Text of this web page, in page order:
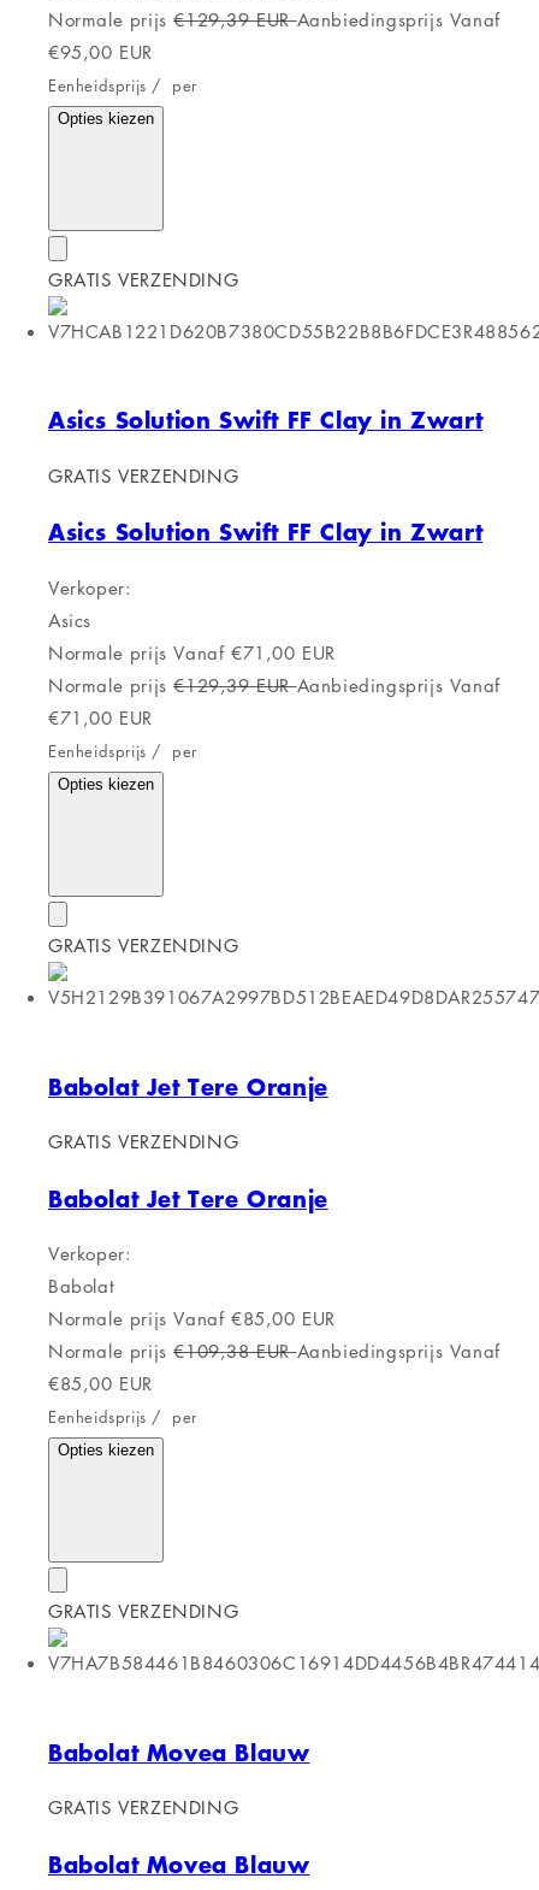
Normale prijs €129,39 EURAanbiedingsprijs Vanaf
€95,00 EUR
Eenheidsprijs / per
Opties kiezen
GRATIS VERZENDING
Asics Solution Swift FF Clay in Zwart
GRATIS VERZENDING
Asics Solution Swift FF Clay in Zwart
Verkoper:
Asics
Normale prijs Vanaf €71,00 EUR
Normale prijs €129,39 EURAanbiedingsprijs Vanaf
€71,00 EUR
Eenheidsprijs / per
Opties kiezen
GRATIS VERZENDING
Babolat Jet Tere Oranje
GRATIS VERZENDING
Babolat Jet Tere Oranje
Verkoper:
Babolat
Normale prijs Vanaf €85,00 EUR
Normale prijs €109,38 EURAanbiedingsprijs Vanaf
€85,00 EUR
Eenheidsprijs / per
Opties kiezen
GRATIS VERZENDING
Babolat Movea Blauw
GRATIS VERZENDING
Babolat Movea Blauw